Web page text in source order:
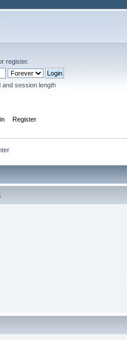
register.
and session length
Register